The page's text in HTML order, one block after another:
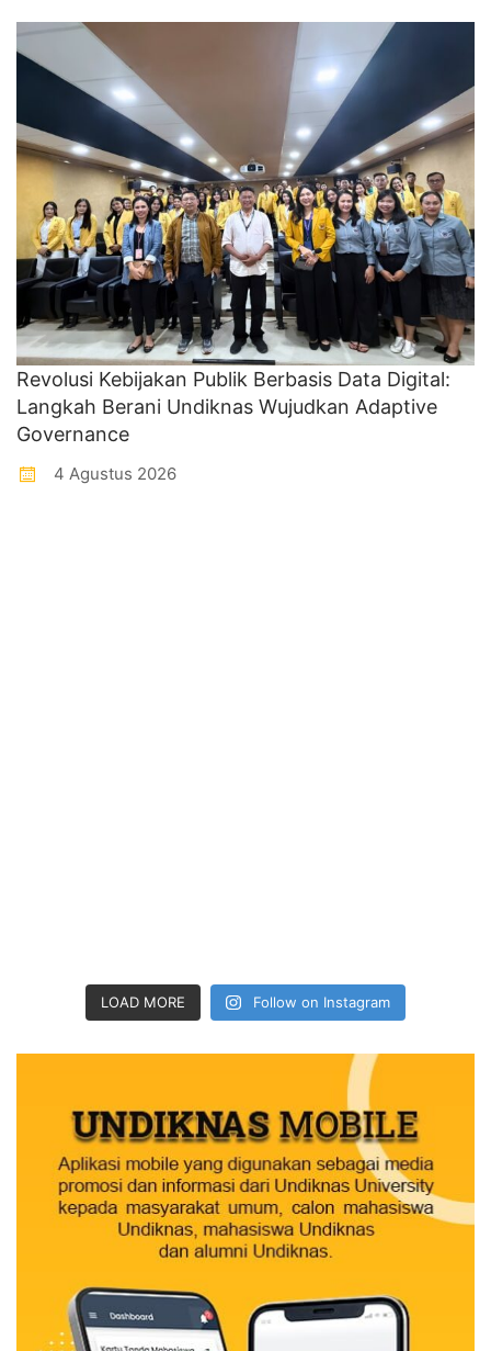
Revolusi Kebijakan Publik Berbasis Data Digital:
Langkah Berani Undiknas Wujudkan Adaptive
Governance
4 Agustus 2026
LOAD MORE Follow on Instagram